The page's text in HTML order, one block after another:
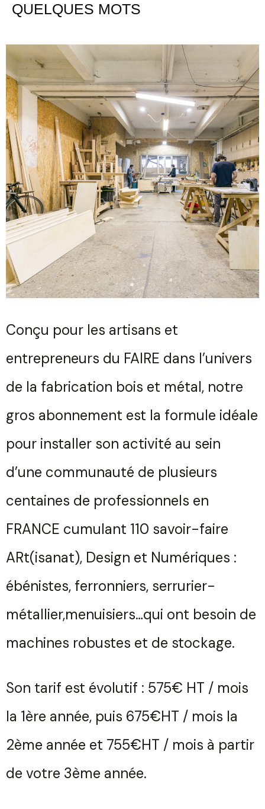
QUELQUES MOTS
Conçu pour les artisans et
entrepreneurs du FAIRE dans l’univers
de la fabrication bois et métal, notre
gros abonnement est la formule idéale
pour installer son activité au sein
d’une communauté de plusieurs
centaines de professionnels en
FRANCE cumulant 110 savoir-faire
ARt(isanat), Design et Numériques :
ébénistes, ferronniers, serrurier-
métallier,menuisiers…qui ont besoin de
machines robustes et de stockage.
Son tarif est évolutif : 575€ HT / mois
la 1ère année, puis 675€HT / mois la
2ème année et 755€HT / mois à partir
de votre 3ème année.